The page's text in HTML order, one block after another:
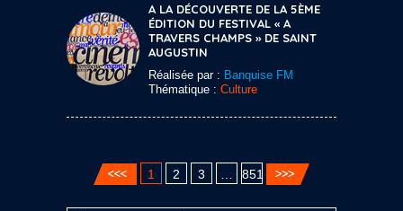
A LA DÉCOUVERTE DE LA 5ÈME
ÉDITION DU FESTIVAL « A
TRAVERS CHAMPS » DE SAINT
AUGUSTIN
Réalisée par : Banquise FM
Thématique : Culture
1 2 3 851